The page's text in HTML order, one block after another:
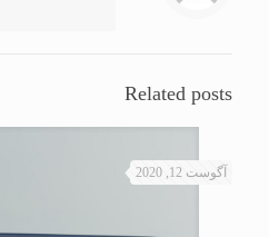
Related posts
آگوست 12, 2020